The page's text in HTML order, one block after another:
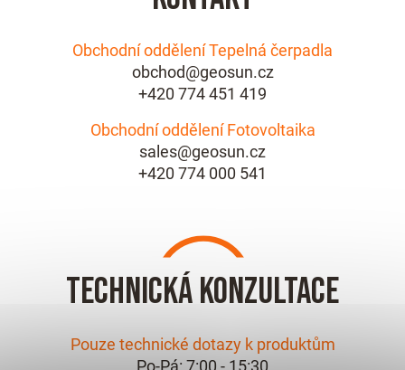
Obchodní oddělení Tepelná čerpadla
obchod@geosun.cz
+420 774 451 419
Obchodní oddělení Fotovoltaika
sales@geosun.cz
+420 774 000 541
Technická konzultace
Pouze technické dotazy k produktům